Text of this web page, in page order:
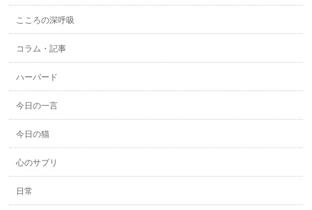
こころの深呼吸
コラム・記事
ハーバード
今日の一言
今日の猫
心のサプリ
日常